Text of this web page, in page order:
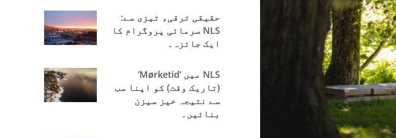
حقیقی ترقی، تیزی سے:
NLS سرمائی پروگرام کا
ایک جائزہ۔
NLS میں ‘Mørketid’
(تاریک وقت) کو اپنا سب
سے نتیجہ خیز سیزن
بنائیں۔